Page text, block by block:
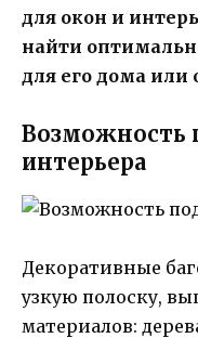
для окон и
найти
для его дома или
Возможность
интерьера
Декоративные
узкую полоску,
материалов: